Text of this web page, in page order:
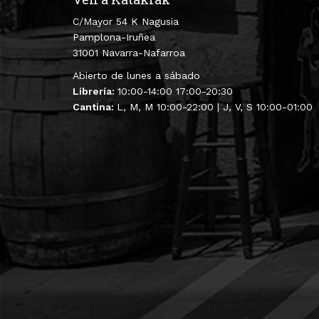
C/Mayor 54 K Nagusia
Pamplona-Iruñea
31001 Navarra-Nafarroa
Abierto de lunes a sábado
Librería: 10:00-14:00 17:00-20:30
Cantina: L, M, M 10:00-22:00 | J, V, S 10:00-01:00